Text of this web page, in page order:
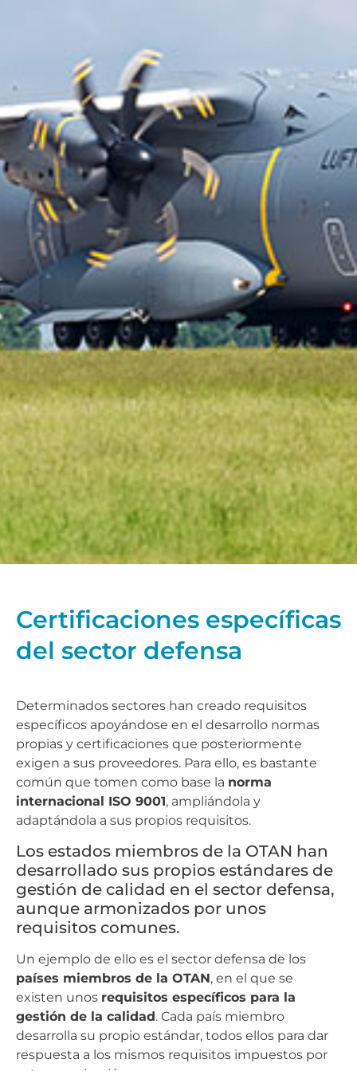
Certificaciones específicas
del sector defensa
Determinados sectores han creado requisitos
específicos apoyándose en el desarrollo normas
propias y certificaciones que posteriormente
exigen a sus proveedores. Para ello, es bastante
común que tomen como base la norma
internacional ISO 9001, ampliándola y
adaptándola a sus propios requisitos.
Los estados miembros de la OTAN han
desarrollado sus propios estándares de
gestión de calidad en el sector defensa,
aunque armonizados por unos
requisitos comunes.
Un ejemplo de ello es el sector defensa de los
países miembros de la OTAN, en el que se
existen unos requisitos específicos para la
gestión de la calidad . Cada país miembro
desarrolla su propio estándar, todos ellos para dar
respuesta a los mismos requisitos impuestos por